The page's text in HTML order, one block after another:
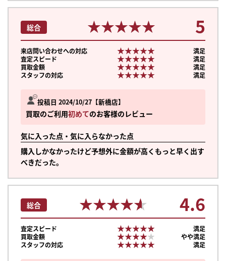
投稿日 2024/10/27 新橋店
買取のご利用初めてのお客様のレビュー
気に入った点・気に入らなかった点
購入しかなかったけど予想外に金額が高くもっと早く出す
べきだった。
総合 ★★★★★
★★★★★ 5
来店問い合わせへの対応 ★★★★★
★★★★★
満足
査定スピード
★★★★★
★★★★★
満足
買取金額
★★★★★
★★★★★
満足
スタッフの対応
★★★★★
★★★★★ 満足
総合 ★★★★★
★★★★★ 4.6
査定スピード ★★★★★
★★★★★
満足
買取金額
★★★★★
★★★★★
やや満足
スタッフの対応
★★★★★
★★★★★ 満足